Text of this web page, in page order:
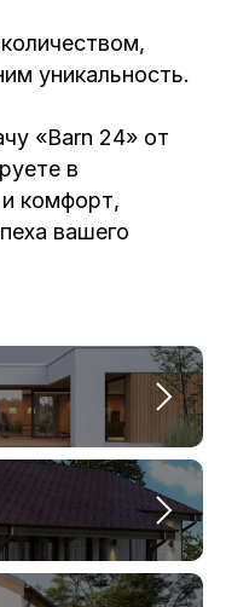
уникальность.
«Barn 24» от
в
комфорт,
вашего